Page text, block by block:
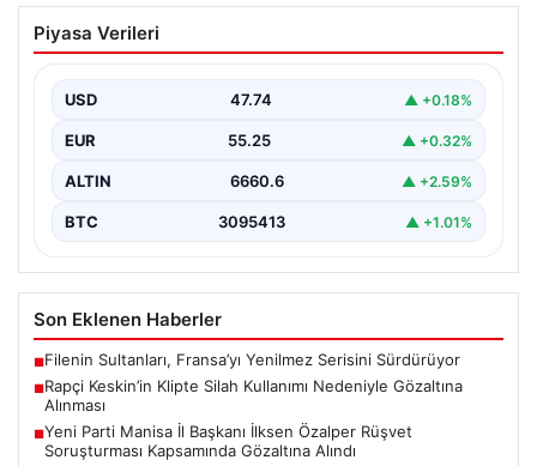
Rapçi Keskin’in Klipte Silah Kullanımı
Nedeniyle Gözaltına Alınması
rapçi Yüşa Keskin, son yaptığı müzik klibinde…
Piyasa Verileri
USD 47.74 ▲ +0.18%
EUR 55.25 ▲ +0.32%
ALTIN 6660.6 ▲ +2.59%
BTC 3095413 ▲ +1.01%
Son Eklenen Haberler
■Filenin Sultanları, Fransa’yı Yenilmez Serisini Sürdürüyor
■Rapçi Keskin’in Klipte Silah Kullanımı Nedeniyle Gözaltına
Alınması
■Yeni Parti Manisa İl Başkanı İlksen Özalper Rüşvet
Soruşturması Kapsamında Gözaltına Alındı